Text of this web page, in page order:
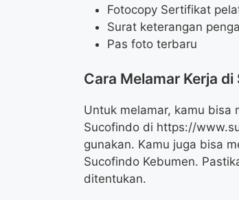
Fotocopy Sertifikat
Surat keterangan
Pas foto terbaru
Cara Melamar Kerja
Untuk melamar, kamu bisa
Sucofindo di https://
gunakan. Kamu juga bisa
Sucofindo Kebumen.
ditentukan.